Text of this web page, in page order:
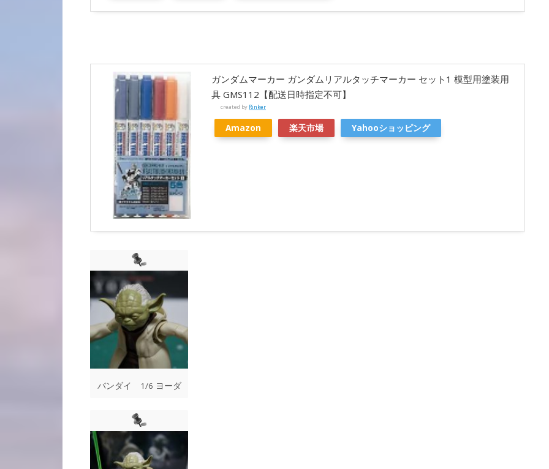
ガンダムマーカー ガンダムリアルタッチマーカー セット1 模型用塗装用
具 GMS112【配送日時指定不可】
created by Rinker
Amazon 楽天市場 Yahooショッピング
バンダイ 1/6 ヨーダ